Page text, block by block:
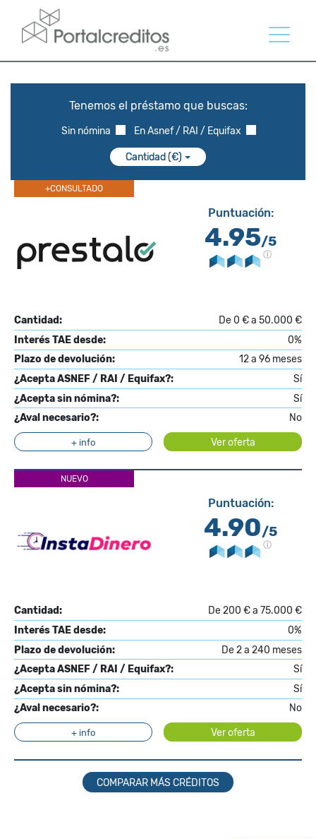
Tenemos el préstamo que buscas:
Sin nómina En Asnef / RAI / Equifax
Cantidad (€)
+CONSULTADO
Puntuación:
4.95/5
Cantidad:
De 0 € a 50.000 €
Interés TAE desde:
0%
Plazo de devolución:
12 a 96 meses
¿Acepta ASNEF / RAI / Equifax?:
Sí
¿Acepta sin nómina?:
Sí
¿Aval necesario?:
No
+ info Ver oferta
NUEVO
Puntuación:
4.90/5
Cantidad:
De 200 € a 75.000 €
Interés TAE desde:
0%
Plazo de devolución:
De 2 a 240 meses
¿Acepta ASNEF / RAI / Equifax?:
Sí
¿Acepta sin nómina?:
Sí
¿Aval necesario?:
No
+ info Ver oferta
COMPARAR MÁS CRÉDITOS